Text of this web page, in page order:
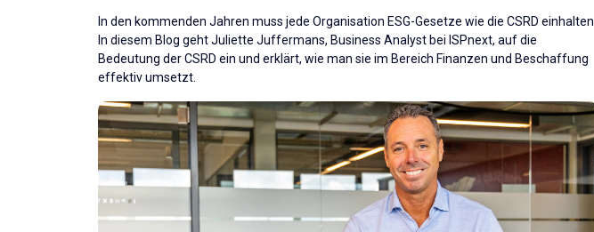
In den kommenden Jahren muss jede Organisation ESG-Gesetze wie die CSRD einhalten.
In diesem Blog geht Juliette Juffermans, Business Analyst bei ISPnext, auf die
Bedeutung der CSRD ein und erklärt, wie man sie im Bereich Finanzen und Beschaffung
effektiv umsetzt.